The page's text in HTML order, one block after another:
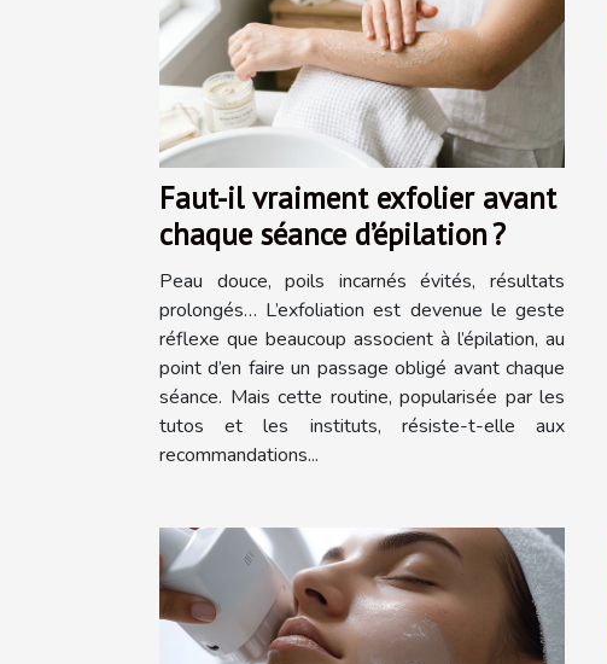
Faut-il vraiment exfolier avant
chaque séance d’épilation ?
Peau douce, poils incarnés évités, résultats
prolongés… L’exfoliation est devenue le geste
réflexe que beaucoup associent à l’épilation, au
point d’en faire un passage obligé avant chaque
séance. Mais cette routine, popularisée par les
tutos et les instituts, résiste-t-elle aux
recommandations...